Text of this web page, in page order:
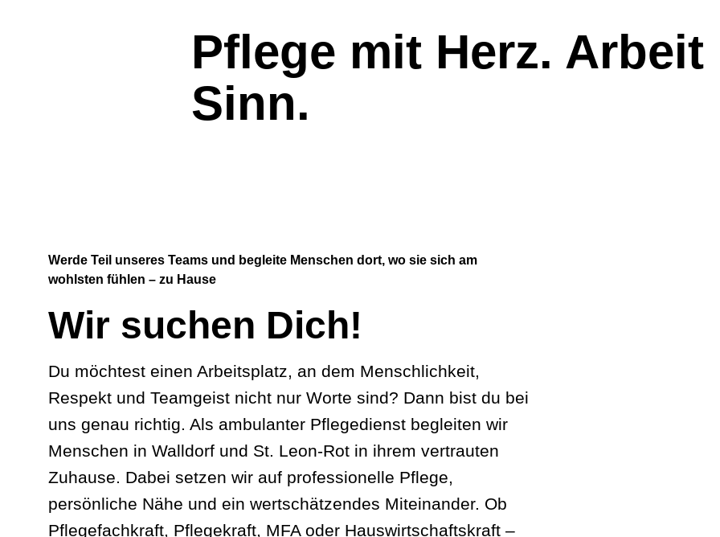
Pflege mit Herz. Arbeit
Sinn.
Werde Teil unseres Teams und begleite Menschen dort, wo sie sich am
wohlsten fühlen – zu Hause
Wir suchen Dich!
Du möchtest einen Arbeitsplatz, an dem Menschlichkeit,
Respekt und Teamgeist nicht nur Worte sind? Dann bist du bei
uns genau richtig. Als ambulanter Pflegedienst begleiten wir
Menschen in Walldorf und St. Leon-Rot in ihrem vertrauten
Zuhause. Dabei setzen wir auf professionelle Pflege,
persönliche Nähe und ein wertschätzendes Miteinander. Ob
Pflegefachkraft, Pflegekraft, MFA oder Hauswirtschaftskraft –